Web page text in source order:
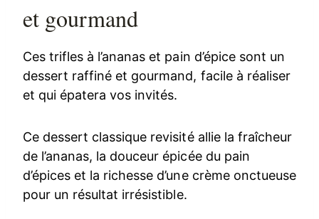
et gourmand
Ces trifles à l’ananas et pain d’épice sont un
dessert raffiné et gourmand, facile à réaliser
et qui épatera vos invités.
Ce dessert classique revisité allie la fraîcheur
de l’ananas, la douceur épicée du pain
d’épices et la richesse d’une crème onctueuse
pour un résultat irrésistible.